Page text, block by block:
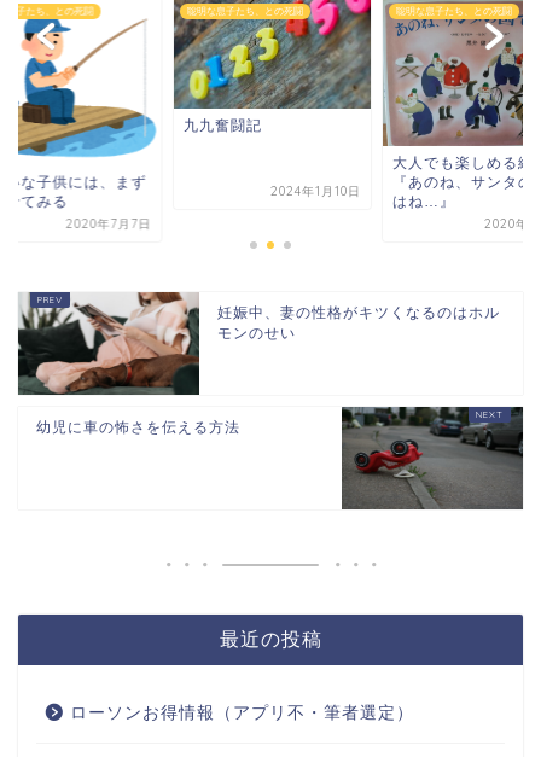
息子たち、との死闘
いな子供には、まず
せてみる
2020年7月7日
聡明な息子たち、との死闘
九九奮闘記
2024年1月10日
聡明な息子たち、との死闘
大人でも楽しめる絵
『あのね、サンタの
はね…』
2020年9
妊娠中、妻の性格がキツくなるのはホル
モンのせい
幼児に車の怖さを伝える方法
最近の投稿
ローソンお得情報（アプリ不・筆者選定）